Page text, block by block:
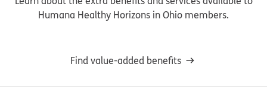
Humana Healthy Horizons in Ohio members.
Find value-added benefits